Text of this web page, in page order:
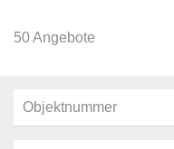
50 Angebote